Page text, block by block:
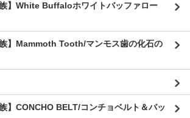
】White Buffaloホワイトバッファロー
】Mammoth Tooth/マンモス歯の化石の
】CONCHO BELT/コンチョベルト＆バッ